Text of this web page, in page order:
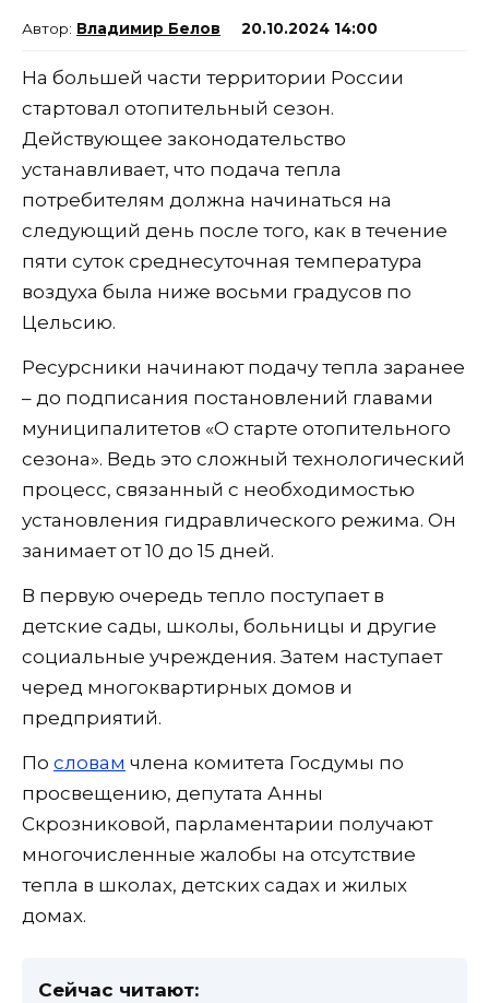
Владимир Белов 20.10.2024 14:00
На большей части территории России
стартовал отопительный сезон.
Действующее законодательство
устанавливает, что подача тепла
потребителям должна начинаться на
следующий день после того, как в течение
пяти суток среднесуточная температура
воздуха была ниже восьми градусов по
Цельсию.
Ресурсники начинают подачу тепла заранее
– до подписания постановлений главами
муниципалитетов «О старте отопительного
сезона». Ведь это сложный технологический
процесс, связанный с необходимостью
установления гидравлического режима. Он
занимает от 10 до 15 дней.
В первую очередь тепло поступает в
детские сады, школы, больницы и другие
социальные учреждения. Затем наступает
черед многоквартирных домов и
предприятий.
По словам члена комитета Госдумы по
просвещению, депутата Анны
Скрозниковой, парламентарии получают
многочисленные жалобы на отсутствие
тепла в школах, детских садах и жилых
домах.
Сейчас читают: